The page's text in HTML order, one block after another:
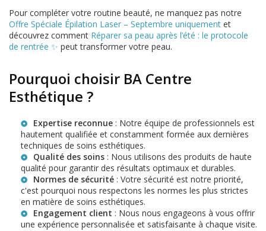
Pour compléter votre routine beauté, ne manquez pas notre
Offre Spéciale Épilation Laser – Septembre uniquement et
découvrez comment Réparer sa peau après l’été : le protocole
de rentrée ✨ peut transformer votre peau.
Pourquoi choisir BA Centre
Esthétique ?
Expertise reconnue : Notre équipe de professionnels est
hautement qualifiée et constamment formée aux dernières
techniques de soins esthétiques.
Qualité des soins : Nous utilisons des produits de haute
qualité pour garantir des résultats optimaux et durables.
Normes de sécurité : Votre sécurité est notre priorité,
c'est pourquoi nous respectons les normes les plus strictes
en matière de soins esthétiques.
Engagement client : Nous nous engageons à vous offrir
une expérience personnalisée et satisfaisante à chaque visite.